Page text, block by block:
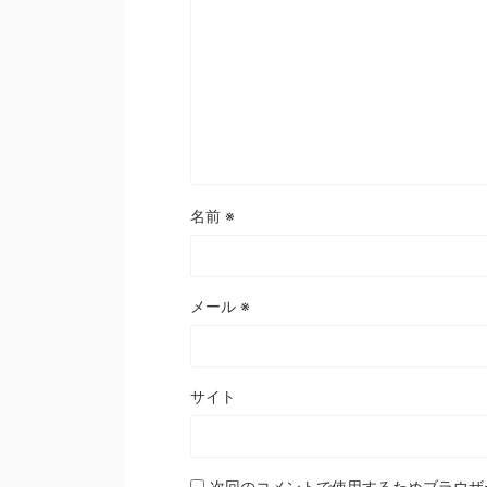
名前 ※
メール ※
サイト